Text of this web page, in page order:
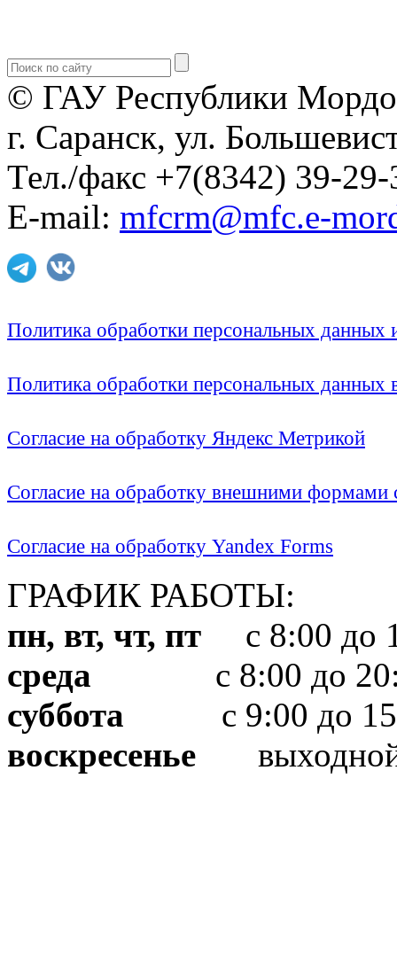
© ГАУ Республики
г. Саранск, ул.
Тел./факс +7(8342) 39-29-
E-mail: mfcrm@mfc.e-
Политика обработки персональных
Политика обработки персональных
Согласие на обработку Яндекс Метрикой
Согласие на обработку внешними формами
Согласие на обработку Yandex Forms
ГРАФИК РАБОТЫ:
пн, вт, чт, пт с 8:00 до
среда с 8:00 до
суббота с 9:00 до
воскресенье